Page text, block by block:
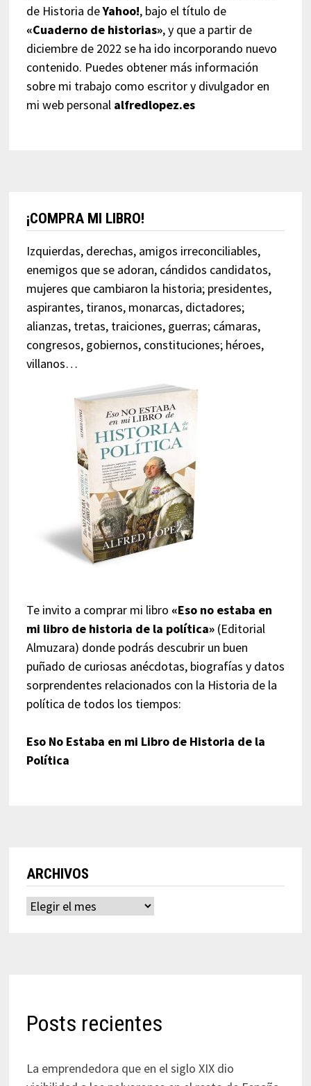
de Historia deYahoo!, bajo el título de
«Cuaderno de historias», y que a partir de
diciembre de 2022 se ha ido incorporando nuevo
contenido. Puedes obtener más información
sobre mi trabajo como escritor y divulgador en
mi web personal alfredlopez.es
¡COMPRA MI LIBRO!
Izquierdas, derechas, amigos irreconciliables,
enemigos que se adoran, cándidos candidatos,
mujeres que cambiaron la historia; presidentes,
aspirantes, tiranos, monarcas, dictadores;
alianzas, tretas, traiciones, guerras; cámaras,
congresos, gobiernos, constituciones; héroes,
villanos…
Te invito a comprar mi libro «Eso no estaba en
mi libro de historia de la política»(Editorial
Almuzara) donde podrás descubrir un buen
puñado de curiosas anécdotas, biografías y datos
sorprendentes relacionados con la Historia de la
política de todos los tiempos:
Eso No Estaba en mi Libro de Historia de la
Política
ARCHIVOS
Archivos
Posts recientes
La emprendedora que en el siglo XIX dio